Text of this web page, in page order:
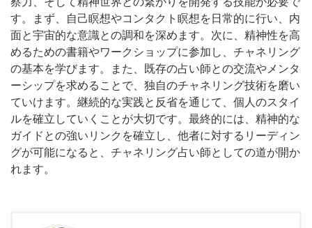
す。まず、自己瞑想やコンタクト瞑想を日常的に行い、内
面と宇宙的な意識との調和を深めます。次に、精神性を高
めるための書籍やワークショップに参加し、チャネリング
の基本を学びます。また、既存の占い師との交流やメンタ
ーシップを求めることで、独自のチャネリング技術を磨い
ていけます。継続的な実践と反省を通じて、個人のスタイ
ルを確立していくことが大切です。最終的には、精神的な
ガイドとの強いリンクを確立し、他者に対するリーディン
グが可能になると、チャネリング占い師としての道が開か
れます。